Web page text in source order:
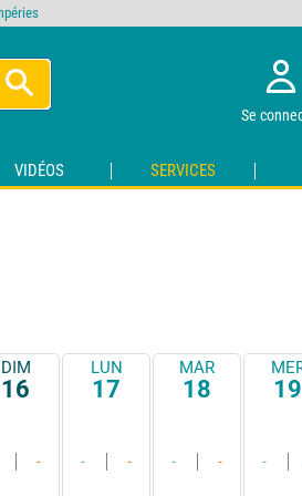
Se
VIDÉOS SERVICES
DIM
16
-
LUN
17
- -
MAR
18
- -
19
-